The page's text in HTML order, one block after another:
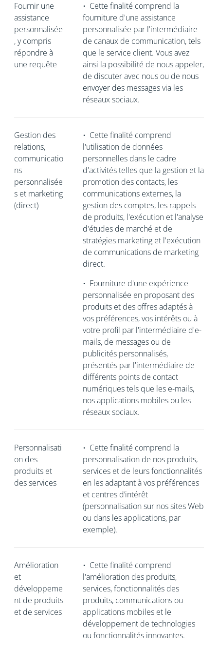
Fournir une
assistance
personnalisée
, y compris
répondre à
une requête
• Cette finalité comprend la
fourniture d'une assistance
personnalisée par l'intermédiaire
de canaux de communication, tels
que le service client. Vous avez
ainsi la possibilité de nous appeler,
de discuter avec nous ou de nous
envoyer des messages via les
réseaux sociaux.
Gestion des
relations,
communicatio
ns
personnalisée
s et marketing
(direct)
• Cette finalité comprend
l'utilisation de données
personnelles dans le cadre
d'activités telles que la gestion et la
promotion des contacts, les
communications externes, la
gestion des comptes, les rappels
de produits, l'exécution et l'analyse
d'études de marché et de
stratégies marketing et l'exécution
de communications de marketing
direct.
• Fourniture d'une expérience
personnalisée en proposant des
produits et des offres adaptés à
vos préférences, vos intérêts ou à
votre profil par l'intermédiaire d'e-
mails, de messages ou de
publicités personnalisés,
présentés par l'intermédiaire de
différents points de contact
numériques tels que les e-mails,
nos applications mobiles ou les
réseaux sociaux.
Personnalisati
on des
produits et
des services
• Cette finalité comprend la
personnalisation de nos produits,
services et de leurs fonctionnalités
en les adaptant à vos préférences
et centres d’intérêt
(personnalisation sur nos sites Web
ou dans les applications, par
exemple).
Amélioration
et
développeme
nt de produits
et de services
• Cette finalité comprend
l'amélioration des produits,
services, fonctionnalités des
produits, communications ou
applications mobiles et le
développement de technologies
ou fonctionnalités innovantes.